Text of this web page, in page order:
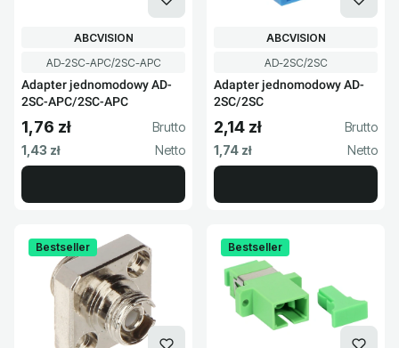
Kod produktu
AD-2SC-APC/2SC-APC
Adapter jednomodowy AD-
2SC-APC/2SC-APC
PRODUCENT
ABCVISION
Cena brutto
1,76 zł
Cena netto
1,43 zł
Kod produktu
AD-2SC/2SC
Adapter jednomodowy AD-
2SC/2SC
PRODUCENT
ABCVISION
Cena brutto
2,14 zł
Cena netto
1,74 zł
Bestseller Bestseller